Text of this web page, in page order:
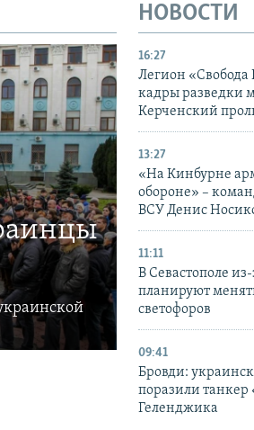
НОВОСТИ
16:27
Легион «Свобода
кадры разведки
Керченский
13:27
«На Кинбурне
обороне» –
ВСУ Денис
11:11
В Севастополе
планируют
светофоров
09:41
Бровди:
поразили танкер
Геленджика